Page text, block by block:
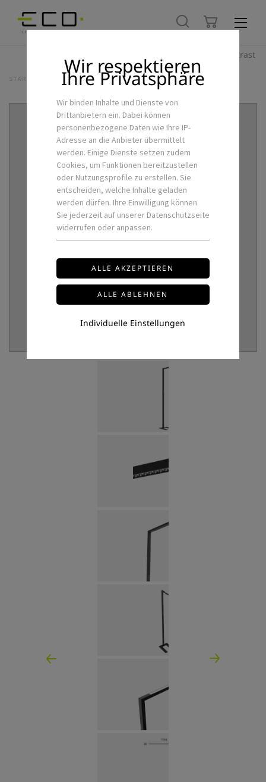
Hoher Kontrast
STARTSEITE ALLE PRODUKTE LED-STEHLEUCHTE ROMANO-F1-S
Wir respektieren
Ihre Privatsphäre
Wir binden Inhalte und Dienste von
Drittanbietern ein. Dabei können
personenbezogene Daten wie Ihre IP-
Adresse an die Anbieter übermittelt
werden. Einige Dienste setzen zudem
Cookies, um Funktionen bereitzustellen
oder Nutzungsprofile zu erstellen. Sie
entscheiden, welche Inhalte geladen
werden dürfen. Ihre Einwilligung können
Sie jederzeit auf unserer Datenschutzseite
widerrufen oder anpassen.
Individuelle Einstellungen